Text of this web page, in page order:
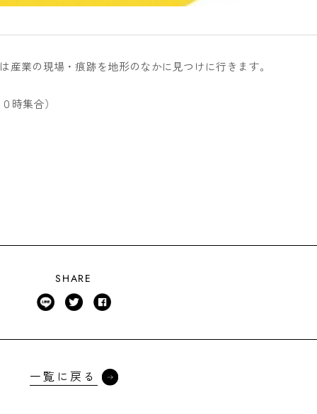
業の現場・痕跡を地形のなかに見つけに行きます。
時集合）
SHARE
一覧に戻る